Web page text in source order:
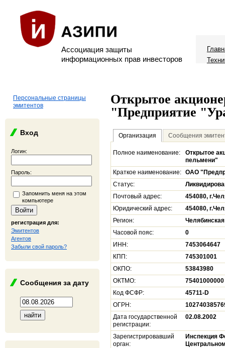
Ассоциация защиты
информационных прав инвесторов
Персональные страницы
эмитентов
Вход
Логин:
Пароль:
Запомнить меня на этом
компьютере
регистрация для:
Эмитентов
Агентов
Забыли свой пароль?
Сообщения за дату
Открытое
"Предприятие
Организация Сообщения
Полное наименование:
Открытое
пельмени"
Краткое наименование: ОАО
Статус:
Почтовый адрес:
454080,
Юридический адрес:
454080,
Регион:
Часовой пояс:
0
ИНН:
7453064647
КПП:
745301001
ОКПО:
53843980
ОКТМО:
75401000000
Код ФСФР:
45711-D
ОГРН:
Дата государственной
регистрации:
02.08.2002
Зарегистрировавший
орган:
Инспекция